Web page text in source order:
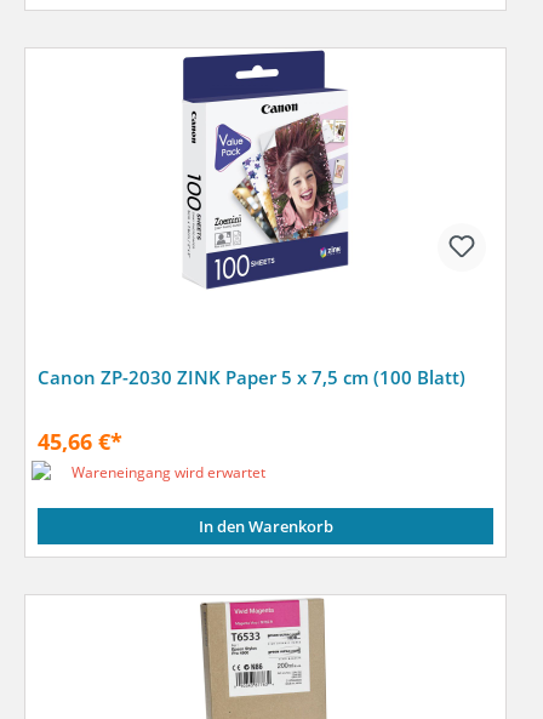
Canon ZP-2030 ZINK Paper 5 x 7,5 cm (100 Blatt)
45,66 €*
Wareneingang wird erwartet
In den Warenkorb